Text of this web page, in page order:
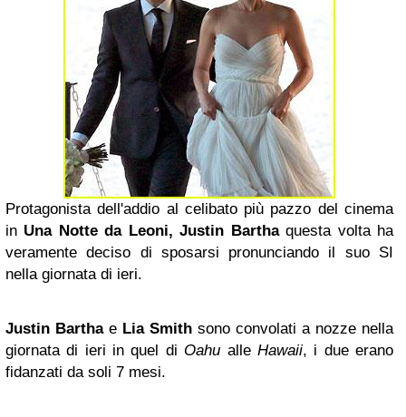
Protagonista dell'addio al celibato più pazzo del cinema
in Una Notte da Leoni, Justin Barthaquesta volta ha
veramente deciso di sposarsi pronunciando il suo SI
nella giornata di ieri.
Justin Barthae Lia Smith sono convolati a nozze nella
giornata di ieri in quel di Oahu alle Hawaii, i due erano
fidanzati da soli 7 mesi.